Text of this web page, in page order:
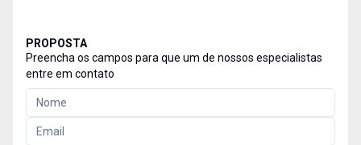
PROPOSTA
Preencha os campos para que um de nossos especialistas
entre em contato